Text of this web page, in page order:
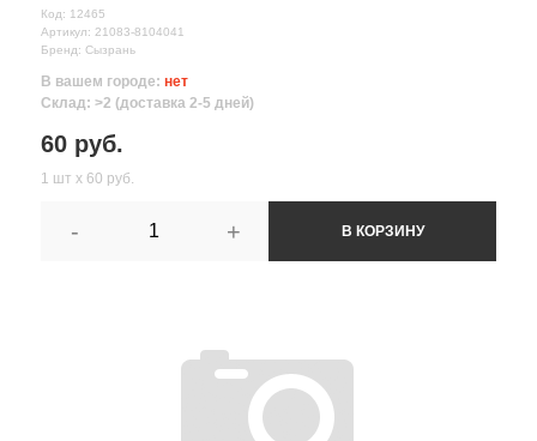
Код: 12465
Артикул: 21083-8104041
Бренд: Сызрань
В вашем городе: нет
Склад: >2 (доставка 2-5 дней)
60 руб.
1 шт х 60 руб.
- + В КОРЗИНУ